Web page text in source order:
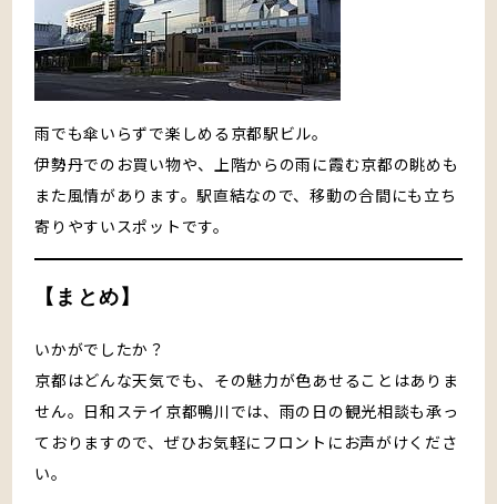
雨でも傘いらずで楽しめる京都駅ビル。
伊勢丹でのお買い物や、上階からの雨に霞む京都の眺めも
また風情があります。駅直結なので、移動の合間にも立ち
寄りやすいスポットです。
【まとめ】
いかがでしたか？
京都はどんな天気でも、その魅力が色あせることはありま
せん。日和ステイ京都鴨川では、雨の日の観光相談も承っ
ておりますので、ぜひお気軽にフロントにお声がけくださ
い。